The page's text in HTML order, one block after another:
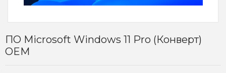
ПО Microsoft Windows 11 Pro (Конверт)
OEM